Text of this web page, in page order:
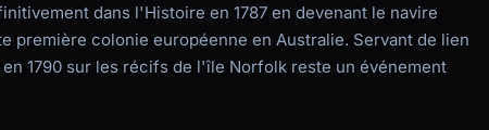
dans l'Histoire en 1787 en devenant le navire
première colonie européenne en Australie. Servant de lien
1790 sur les récifs de l'île Norfolk reste un événement